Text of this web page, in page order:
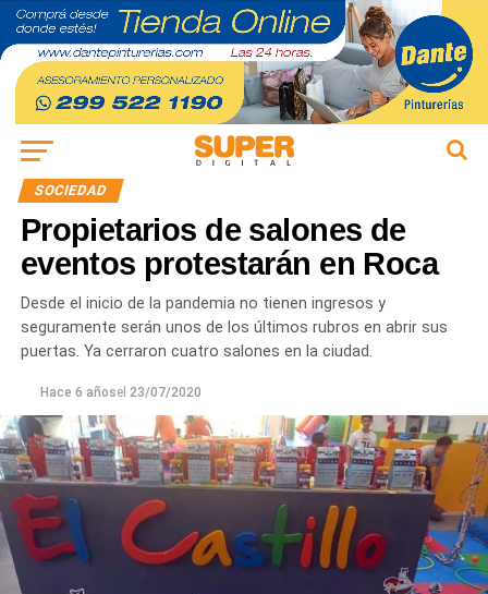
SOCIEDAD
Propietarios de salones de
eventos protestarán en Roca
Desde el inicio de la pandemia no tienen ingresos y
seguramente serán unos de los últimos rubros en abrir sus
puertas. Ya cerraron cuatro salones en la ciudad.
Hace 6 añosel 23/07/2020